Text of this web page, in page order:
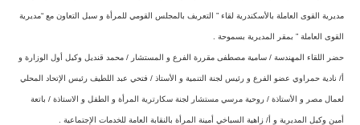
مديرية القوى العاملة بالأسكندرية لقاء ” التعريف بالمجلس القومي للمرأة و سبل التعاون مع “مديرية
القوى العاملة ” بمقر المديرية بسموحة .
حضر اللقاء المهندسة / سامية مصطفى مقررة الفرع و المستشار / محمد قنديل وكيل أول الوزارة و
أ/ نادية حمراوي عضو الفرع و رئيس لجنة التنمية و الأستاذ / فتحي عبد اللطيف رئيس الإتحاد المحلي
لعمال مصر و الأستاذة / روحية مرسي مستشار لجنة سكارترية المرأة و الطفل و الاستاذة / باتعة
أمين وكيل المديرية و أ/ زاهية السباخي أمينة المرأة بالنقابة العامة للخدمات الإجتماعية .